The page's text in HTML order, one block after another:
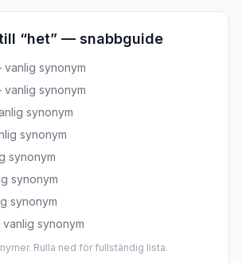
“het” — snabbguide
vanlig synonym
vanlig synonym
synonym
synonym
synonym
synonym
synonym
vanlig synonym
Rulla ned för fullständig lista.